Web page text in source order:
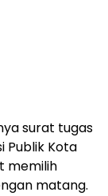
surat tugas
Publik Kota
memilih
matang.